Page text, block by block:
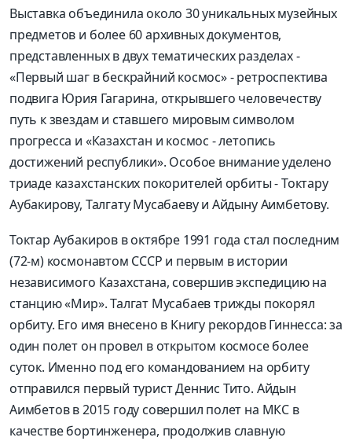
Выставка объединила около 30 уникальных музейных
предметов и более 60 архивных документов,
представленных в двух тематических разделах -
«Первый шаг в бескрайний космос» - ретроспектива
подвига Юрия Гагарина, открывшего человечеству
путь к звездам и ставшего мировым символом
прогресса и «Казахстан и космос - летопись
достижений республики». Особое внимание уделено
триаде казахстанских покорителей орбиты - Токтару
Аубакирову, Талгату Мусабаеву и Айдыну Аимбетову.
Токтар Аубакиров в октябре 1991 года стал последним
(72-м) космонавтом СССР и первым в истории
независимого Казахстана, совершив экспедицию на
станцию «Мир». Талгат Мусабаев трижды покорял
орбиту. Его имя внесено в Книгу рекордов Гиннесса: за
один полет он провел в открытом космосе более
суток. Именно под его командованием на орбиту
отправился первый турист Деннис Тито. Айдын
Аимбетов в 2015 году совершил полет на МКС в
качестве бортинженера, продолжив славную